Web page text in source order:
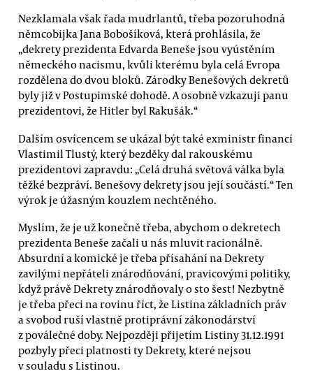
Nezklamala však řada mudrlantů, třeba pozoruhodná
němcobijka Jana Bobošíková, která prohlásila, že
„dekrety prezidenta Edvarda Beneše jsou vyústěním
německého nacismu, kvůli kterému byla celá Evropa
rozdělena do dvou bloků. Zárodky Benešových dekretů
byly již v Postupimské dohodě. A osobně vzkazuji panu
prezidentovi, že Hitler byl Rakušák.“
Dalším osvícencem se ukázal být také exministr financí
Vlastimil Tlustý, který bezděky dal rakouskému
prezidentovi zapravdu: „Celá druhá světová válka byla
těžké bezpráví. Benešovy dekrety jsou její součástí.“ Ten
výrok je úžasným kouzlem nechtěného.
Myslím, že je už konečně třeba, abychom o dekretech
prezidenta Beneše začali u nás mluvit racionálně.
Absurdní a komické je třeba přísahání na Dekrety
zavilými nepřáteli znárodňování, pravicovými politiky,
když právě Dekrety znárodňovaly o sto šest! Nezbytně
je třeba přeci na rovinu říct, že Listina základních práv
a svobod ruší vlastně protiprávní zákonodárství
z poválečné doby. Nejpozději přijetím Listiny 31.12.1991
pozbyly přeci platnosti ty Dekrety, které nejsou
v souladu s Listinou.